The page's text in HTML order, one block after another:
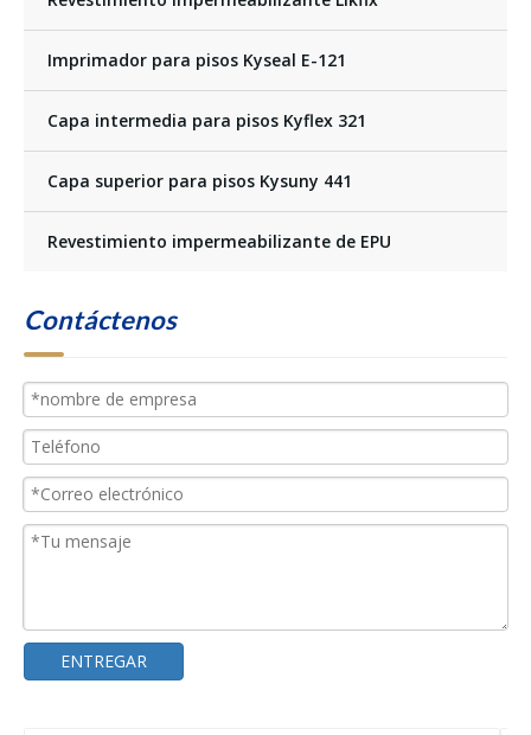
Imprimador para pisos Kyseal E-121
Capa intermedia para pisos Kyflex 321
Capa superior para pisos Kysuny 441
Revestimiento impermeabilizante de EPU
Contáctenos
ENTREGAR